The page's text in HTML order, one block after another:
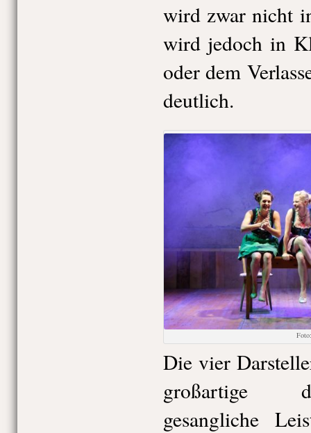
wird zwar nicht
wird jedoch in
oder dem
deutlich.
Die vier
großartige
gesangliche